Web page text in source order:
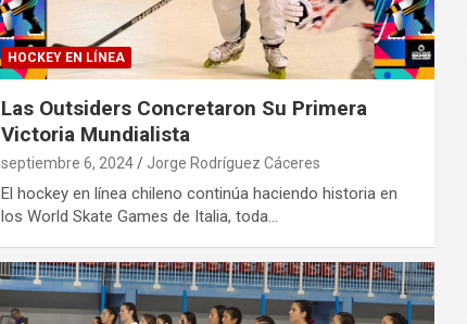
HOCKEY EN LÍNEA
Las Outsiders Concretaron Su Primera
Victoria Mundialista
septiembre 6, 2024 Jorge Rodríguez Cáceres
El hockey en línea chileno continúa haciendo historia en
los World Skate Games de Italia, toda…